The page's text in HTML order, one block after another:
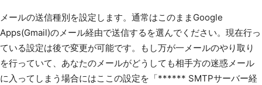
メールの送信種別を設定します。通常はこのままGoogle
Apps(Gmail)のメール経由で送信するを選んでください。現在行っ
ている設定は後で変更が可能です。もし万が一メールのやり取り
を行っていて、あなたのメールがどうしても相手方の迷惑メール
に入ってしまう場合にはここの設定を「****** SMTPサーバー経